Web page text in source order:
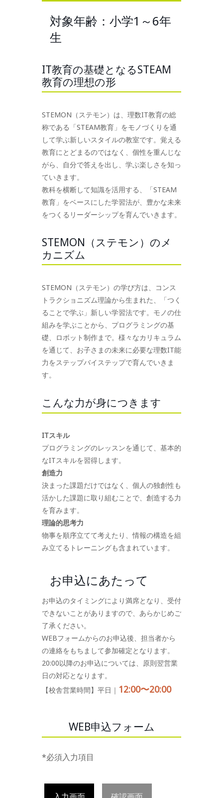
対象年齢：小学1～6年
生
IT教育の基礎となるSTEAM
教育の理想の形
STEMON（ステモン）は、理数IT教育の総
称である「STEAM教育」をモノづくりを通
して学ぶ新しいスタイルの教室です。覚える
教育にとどまるのではなく、個性を重んじな
がら、自分で答えを出し、学ぶ楽しさを知っ
ていきます。
教科を横断して知識を活用する、「STEAM
教育」をベースにした学習法が、豊かな未来
をつくるリーダーシップを育んでいきます。
STEMON（ステモン）のメ
カニズム
STEMON（ステモン）の学び方は、コンス
トラクショニズム理論から生まれた、「つく
ることで学ぶ」新しい学習法です。モノの仕
組みを学ぶことから、プログラミングの基
礎、ロボット制作まで。様々なカリキュラム
を通じて、お子さまの未来に必要な理数IT能
力をステップバイステップで育んでいきま
す。
こんな力が身につきます
ITスキル
プログラミングのレッスンを通じて、基本的
なITスキルを習得します。
創造力
決まった課題だけではなく、個人の独創性も
活かした課題に取り組むことで、創造する力
を育みます。
理論的思考力
物事を順序立てて考えたり、情報の構造を組
み立てるトレーニングも含まれています。
お申込にあたって
お申込のタイミングにより満席となり、受付
できないことがありますので、あらかじめご
了承ください。
WEBフォームからのお申込後、担当者から
の連絡をもちまして参加確定となります。
20:00以降のお申込については、原則翌営業
日の対応となります。
【校舎営業時間】平日｜ 12:00〜20:00
WEB申込フォーム
*必須入力項目